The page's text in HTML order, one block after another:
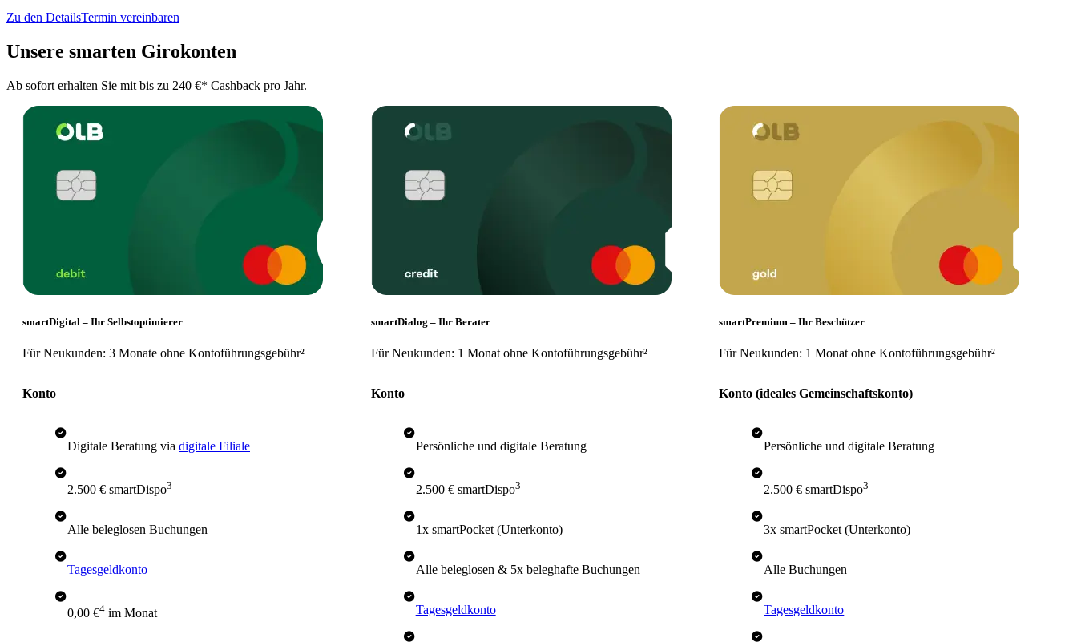
Zu den DetailsTermin vereinbaren
Unsere smarten Girokonten
Ab sofort erhalten Sie mit bis zu 240 €* Cashback pro Jahr.
smartDigital – Ihr Selbstoptimierer
Für Neukunden: 3 Monate ohne Kontoführungsgebühr²
Konto
Digitale Beratung via digitale Filiale
2.500 € smartDispo3
Alle beleglosen Buchungen
Tagesgeldkonto
0,00 €4 im Monat
smartDialog – Ihr Berater
Für Neukunden: 1 Monat ohne Kontoführungsgebühr²
Konto
Persönliche und digitale Beratung
2.500 € smartDispo3
1x smartPocket (Unterkonto)
Alle beleglosen & 5x beleghafte Buchungen
Tagesgeldkonto
smartPremium – Ihr Beschützer
Für Neukunden: 1 Monat ohne Kontoführungsgebühr²
Konto (ideales Gemeinschaftskonto)
Persönliche und digitale Beratung
2.500 € smartDispo3
3x smartPocket (Unterkonto)
Alle Buchungen
Tagesgeldkonto